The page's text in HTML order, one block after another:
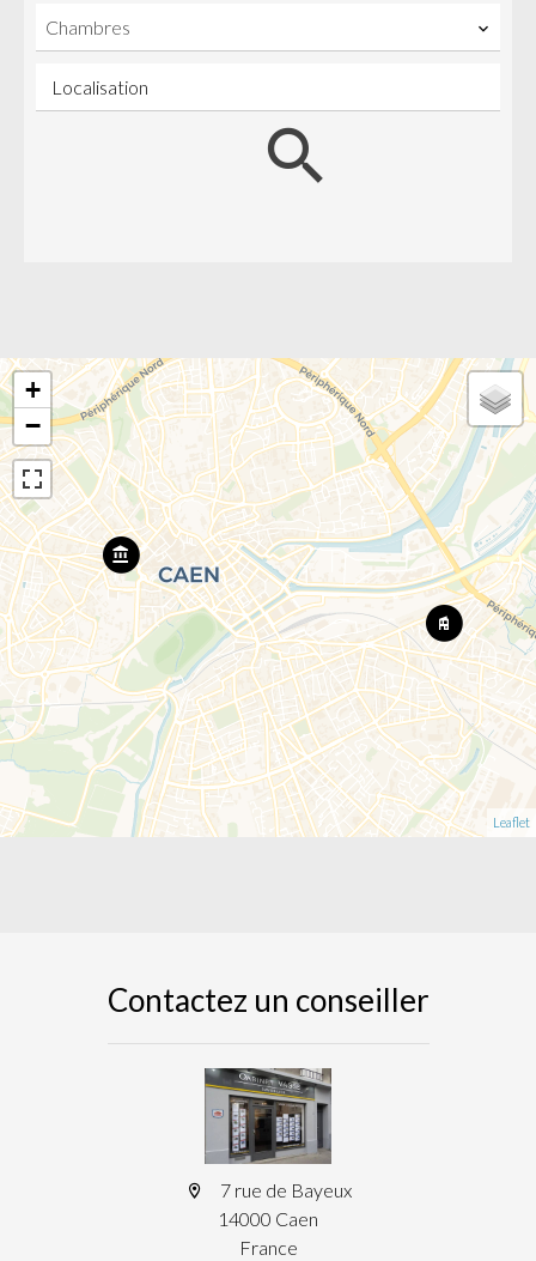
Chambres
Localisation
+
−
Leaflet
Contactez un conseiller
7 rue de Bayeux
14000 Caen
France